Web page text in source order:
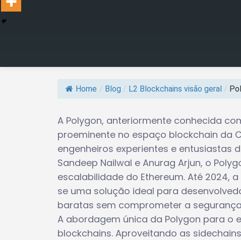
Home / Blog / L2 Blockchains visão geral /
A Polygon, anteriormente conhecida
proeminente no espaço blockchain da
engenheiros experientes e entusiastas
Sandeep Nailwal e Anurag Arjun, o
escalabilidade do Ethereum. Até 2024,
se uma solução ideal para
baratas sem comprometer a
A abordagem única da Polygon para o
blockchains. Aproveitando as